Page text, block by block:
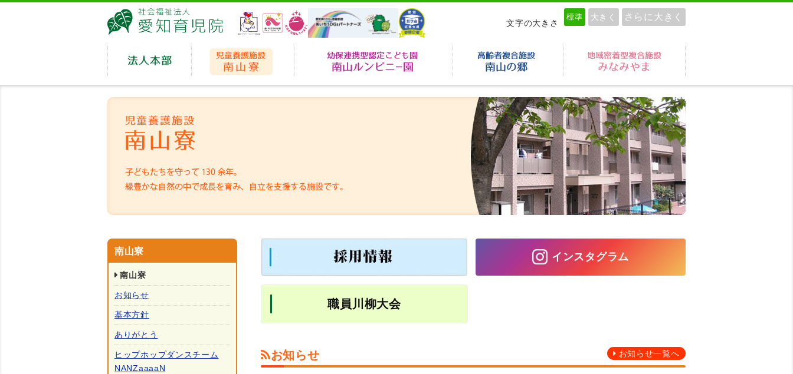
愛知育児院 文字の大きさ
標準 大きく さらに大きく
法人本部 児童養護施設 南山寮 幼保連携型認定こども園 南山ルンビニー園
高齢者複合施設南山の郷 地域密着型複合施設みなみ
インスタグラム
職員川柳大会
お知らせ お知らせ一覧へ
南山寮
南山寮
お知らせ
基本方針
ありがとう
ヒップホップダンスチーム
NANZaaaaN